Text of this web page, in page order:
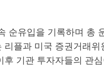
순유입을 기록하며 총
플과 미국 증권거래위
후 기관 투자자들의 관